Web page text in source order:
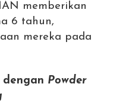
memberikan
6 tahun,
mereka pada
dengan Powder